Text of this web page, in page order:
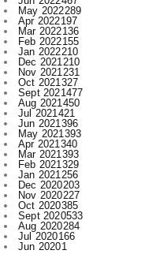
May 2022289
Apr 2022197
Mar 2022136
Feb 2022155
Jan 2022210
Dec 2021210
Nov 2021231
Oct 2021327
Sept 2021477
Aug 2021450
Jul 2021421
Jun 2021396
May 2021393
Apr 2021340
Mar 2021393
Feb 2021329
Jan 2021256
Dec 2020203
Nov 2020227
Oct 2020385
Sept 2020533
Aug 2020284
Jul 2020166
Jun 20201